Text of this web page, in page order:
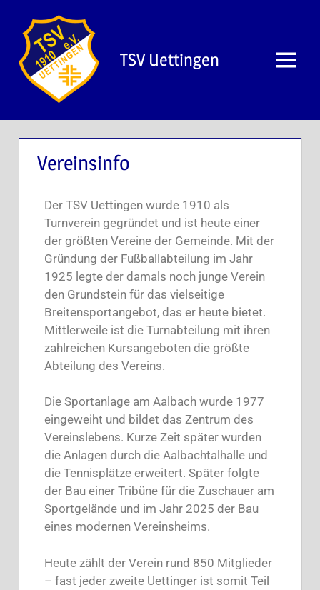
TSV Uettingen
Vereinsinfo
Der TSV Uettingen wurde 1910 als
Turnverein gegründet und ist heute einer
der größten Vereine der Gemeinde. Mit der
Gründung der Fußballabteilung im Jahr
1925 legte der damals noch junge Verein
den Grundstein für das vielseitige
Breitensportangebot, das er heute bietet.
Mittlerweile ist die Turnabteilung mit ihren
zahlreichen Kursangeboten die größte
Abteilung des Vereins.
Die Sportanlage am Aalbach wurde 1977
eingeweiht und bildet das Zentrum des
Vereinslebens. Kurze Zeit später wurden
die Anlagen durch die Aalbachtalhalle und
die Tennisplätze erweitert. Später folgte
der Bau einer Tribüne für die Zuschauer am
Sportgelände und im Jahr 2025 der Bau
eines modernen Vereinsheims.
Heute zählt der Verein rund 850 Mitglieder
– fast jeder zweite Uettinger ist somit Teil